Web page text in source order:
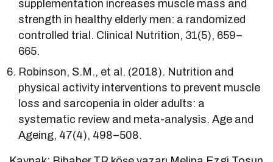
supplementation increases muscle mass and
strength in healthy elderly men: a randomized
controlled trial. Clinical Nutrition, 31(5), 659–
665.
Robinson, S.M., et al. (2018). Nutrition and
physical activity interventions to prevent muscle
loss and sarcopenia in older adults: a
systematic review and meta-analysis. Age and
Ageing, 47(4), 498–508.